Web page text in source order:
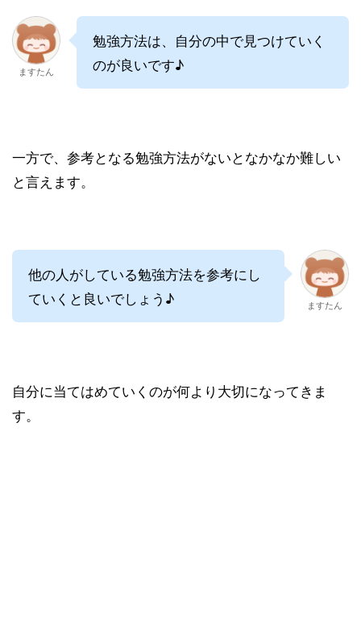
ますたん
勉強方法は、自分の中で見つけていく
のが良いです♪
一方で、参考となる勉強方法がないとなかなか難しい
と言えます。
他の人がしている勉強方法を参考にし
ていくと良いでしょう♪
ますたん
自分に当てはめていくのが何より大切になってきま
す。